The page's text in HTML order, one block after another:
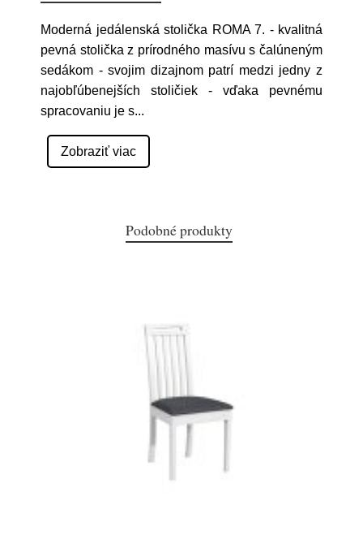
Moderná jedálenská stolička ROMA 7. - kvalitná
pevná stolička z prírodného masívu s čalúneným
sedákom - svojim dizajnom patrí medzi jedny z
najobľúbenejších stoličiek - vďaka pevnému
spracovaniu je s...
Zobraziť viac
Podobné produkty